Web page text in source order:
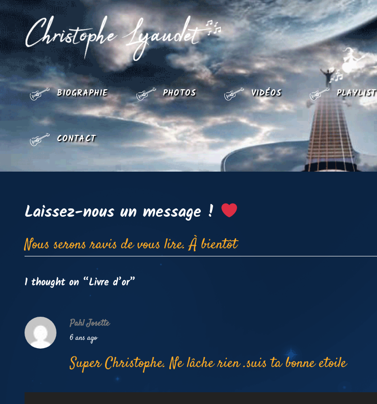
CHRISTOPHE LYAUDET
BIOGRAPHIE PHOTOS VIDÉOS PLAYLIST
CONTACT
Laissez-nous un message !
Nous serons ravis de vous lire. À bientôt
1 thought on “Livre d’or”
Pahl Josette
says:
6 ans ago
Super Christophe. Ne lâche rien .suis ta bonne etoile